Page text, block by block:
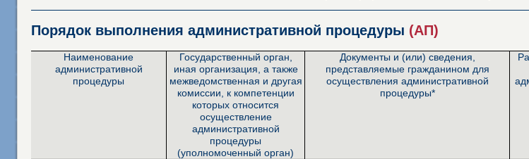
Порядок выполнения административной процедуры (АП)
Наименование
административной
процедуры
Государственный орган,
иная организация, а также
межведомственная и другая
комиссии, к компетенции
которых относится
осуществление
административной
процедуры
(уполномоченный орган)
Документы и (или) сведения,
представляемые гражданином для
осуществления административной
процедуры*